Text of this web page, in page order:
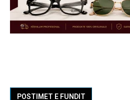
POSTIMET E FUNDIT